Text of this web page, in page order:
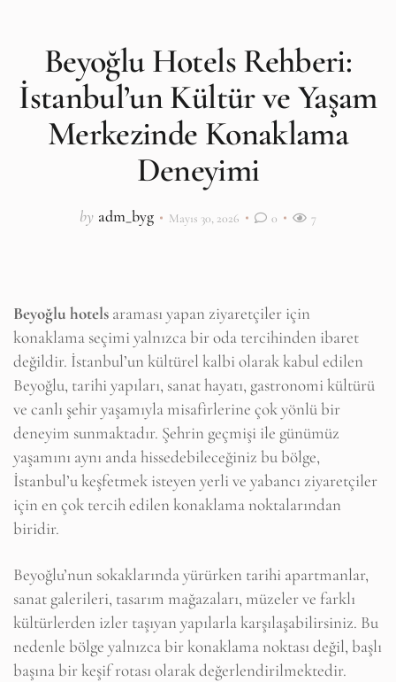
Beyoğlu Hotels Rehberi:
İstanbul’un Kültür ve Yaşam
Merkezinde Konaklama
Deneyimi
by adm_byg Mayıs 30, 2026 0 7
Beyoğlu hotels araması yapan ziyaretçiler için
konaklama seçimi yalnızca bir oda tercihinden ibaret
değildir. İstanbul’un kültürel kalbi olarak kabul edilen
Beyoğlu, tarihi yapıları, sanat hayatı, gastronomi kültürü
ve canlı şehir yaşamıyla misafirlerine çok yönlü bir
deneyim sunmaktadır. Şehrin geçmişi ile günümüz
yaşamını aynı anda hissedebileceğiniz bu bölge,
İstanbul’u keşfetmek isteyen yerli ve yabancı ziyaretçiler
için en çok tercih edilen konaklama noktalarından
biridir.
Beyoğlu’nun sokaklarında yürürken tarihi apartmanlar,
sanat galerileri, tasarım mağazaları, müzeler ve farklı
kültürlerden izler taşıyan yapılarla karşılaşabilirsiniz. Bu
nedenle bölge yalnızca bir konaklama noktası değil, başlı
başına bir keşif rotası olarak değerlendirilmektedir.